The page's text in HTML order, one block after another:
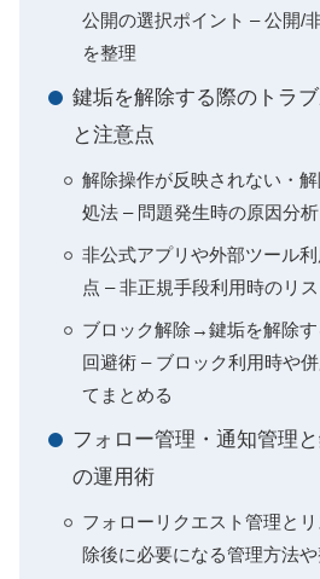
公開の選択ポイント – 公開/
を整理
鍵垢を解除する際のトラ
と注意点
解除操作が反映されない・
処法 – 問題発生時の原因分
非公式アプリや外部ツール
点 – 非正規手段利用時のリ
ブロック解除→鍵垢を解除
回避術 – ブロック利用時や
てまとめる
フォロー管理・通知管理
の運用術
フォローリクエスト管理と
除後に必要になる管理方法